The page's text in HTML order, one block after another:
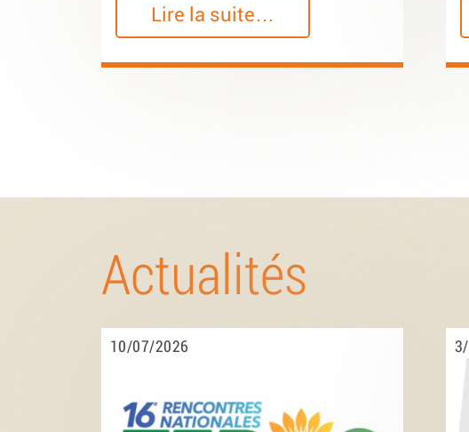
Lire la suite…
Actualités
10/07/2026